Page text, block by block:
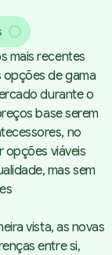
mais recentes
opções de gama
durante o
base serem
no
opções viáveis
mas sem
vista, as novas
entre si,